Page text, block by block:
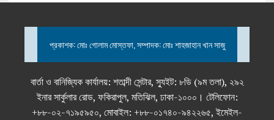
প্রকাশক: মোঃ গোলাম মোস্তফা, সম্পাদক: মোঃ শাহজাহান খান সাজু
বার্তা ও বানিজ্যিক কার্যালয়: শতাব্দী সেন্টার, স্যুইট: ৮ডি (৯ম তলা), ২৯২
ইনার সার্কুলার রোড, ফকিরাপুল, মতিঝিল, ঢাকা-১০০০। টেলিফোন:
+৮৮-০২-৭১৯৫৯৫০, মোবাইল: +৮৮-০১৭৪০-৯৪২২৬৫, ইমেইল-